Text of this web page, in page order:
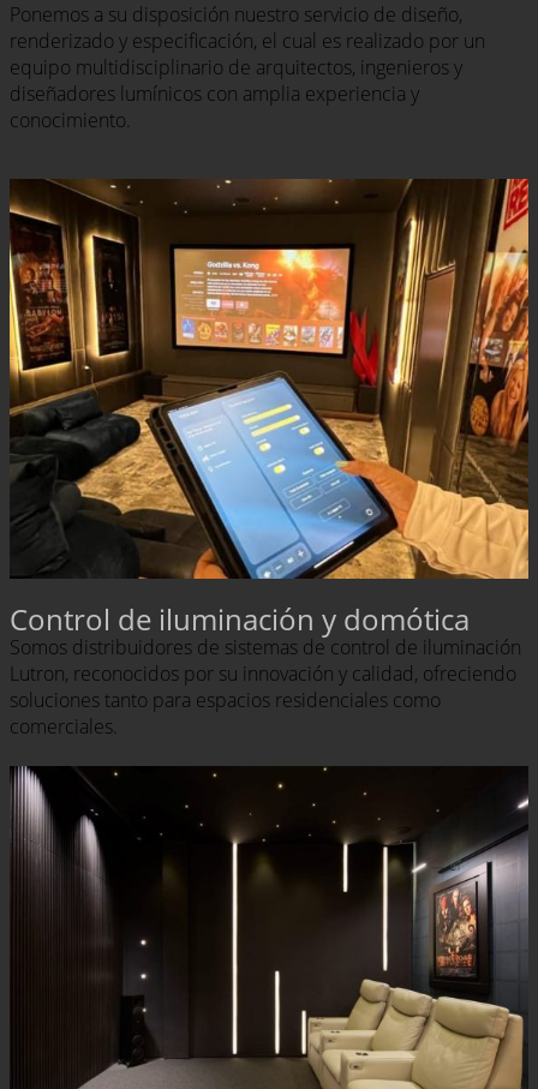
Ponemos a su disposición nuestro servicio de diseño,
renderizado y especificación, el cual es realizado por un
equipo multidisciplinario de arquitectos, ingenieros y
diseñadores lumínicos con amplia experiencia y
conocimiento.
Control de iluminación y domótica
Somos distribuidores de sistemas de control de iluminación
Lutron, reconocidos por su innovación y calidad, ofreciendo
soluciones tanto para espacios residenciales como
comerciales.